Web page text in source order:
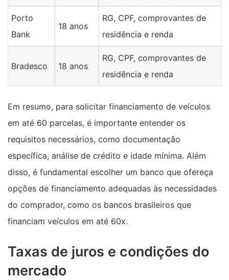
Porto
Bank
18 anos
RG, CPF, comprovantes de
residência e renda
Bradesco 18 anos
RG, CPF, comprovantes de
residência e renda
Em resumo, para solicitar financiamento de veículos
em até 60 parcelas, é importante entender os
requisitos necessários, como documentação
específica, análise de crédito e idade mínima. Além
disso, é fundamental escolher um banco que ofereça
opções de financiamento adequadas às necessidades
do comprador, como os bancos brasileiros que
financiam veículos em até 60x.
Taxas de juros e condições do
mercado